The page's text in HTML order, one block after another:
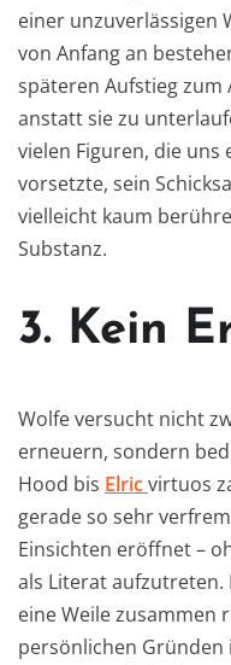
einer unzuverlässigen
von Anfang an
späteren Aufstieg zum
anstatt sie zu
vielen Figuren, die
vorsetzte, sein
vielleicht kaum
Substanz.
3. Kein
Wolfe versucht nicht
erneuern, sondern
Hood bis Elricvirtuos
gerade so sehr
Einsichten eröffnet –
als Literat aufzutreten.
eine Weile zusammen
persönlichen Gründen